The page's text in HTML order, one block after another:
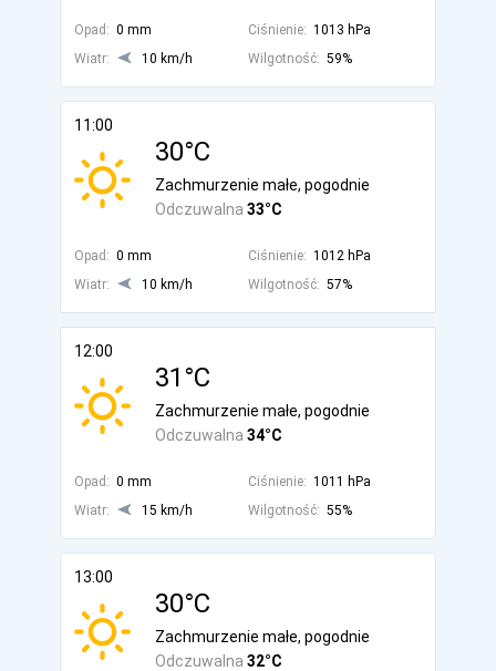
Opad: 0 mm Ciśnienie: 1013 hPa
Wiatr:
10 km/h Wilgotność: 59%
11:00
30°C
Odczuwalna 33°C
Zachmurzenie małe, pogodnie
Opad: 0 mm Ciśnienie: 1012 hPa
Wiatr:
10 km/h Wilgotność: 57%
12:00
31°C
Odczuwalna 34°C
Zachmurzenie małe, pogodnie
Opad: 0 mm Ciśnienie: 1011 hPa
Wiatr:
15 km/h Wilgotność: 55%
13:00
30°C
Odczuwalna 32°C
Zachmurzenie małe, pogodnie